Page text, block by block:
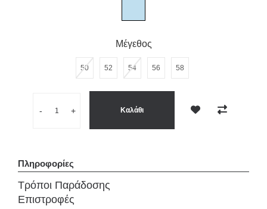
Μέγεθος
50 52 54 56 58
- + Καλάθι
Πληροφορίες
Τρόποι Παράδοσης
Επιστροφές